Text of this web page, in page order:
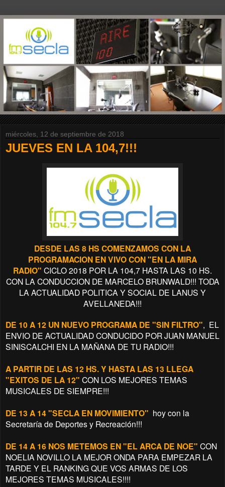
miércoles, 12 de septiembre de 2018
JUEVES EN LA 104,7!!!
DESDE LAS 8 HS COMENZAMOS CON LA
PROGRAMACION EN VIVO CON "EN LA MIRA
RADIO" CICLO 2018 POR LA 104,7 HASTA LAS 10 HS.
CON LA CONDUCCION DE MARCELO BRUNWALD!!! TODA
LA ACTUALIDAD POLITICA Y SOCIAL DE LANUS Y
AVELLANEDA!!!
DE 10 A 12 UN NUEVO PROGRAMA DE "SIN FILTRO", EL
ENVIO DE ACTUALIDAD CONDUCIDO POR JUAN MANUEL
SINISCALCHI EN LA MAÑANA DE TU RADIO!!!
A PARTIR DE LAS 12 HS. Y HASTA LAS 13 LLEGA
"EXITOS DE LA 12" CON LOS MEJORES TEMAS
MUSICALES DE SIEMPRE!!!
DE 13 A 14 "SECLA EN MOVIMIENTO" hoy con la
Secretaría de Deportes y Recreación!!!
DE 14 A 16 NOS METEMOS EN "EL ARCA DE NOE" CON
NOELIA NOVILLO LA MEJOR ONDA PARA EMPEZAR LA
TARDE Y EL RANKING QUE VOS ARMAS DE LOS
MEJORES TEMAS MUSICALES!!!!